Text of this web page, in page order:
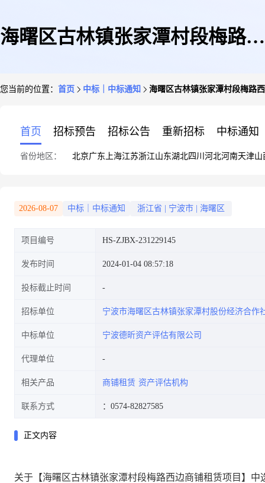
海曙区古林镇张家潭村段梅路西
您当前的位置： 首页 中标｜中标通知 海曙区古林镇张家潭村段梅路
首页 招标预告 招标公告 重新招标 中标通知
省份地区： 北京广东 上海江苏浙江山东湖北四川 河北河南天津山
2026-08-07 中标｜中标通知 浙江省 宁波市 海曙区
项目编号 HS-ZJBX-231229145
发布时间 2024-01-04 08:57:18
投标截止时间
招标单位 宁波市海曙区古林镇张家潭村股份经济合作
中标单位 宁波德昕资产评估有限公司
代理单位
相关产品 商铺租赁 资产评估机构
联系方式 ：0574-82827585
正文内容
关于【海曙区古林镇张家潭村段梅路西边商铺租赁项目】中